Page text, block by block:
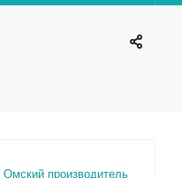
Омский производитель